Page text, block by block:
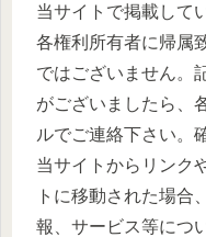
当サイトで掲載して
各権利所有者に帰属
ではございません。
がございましたら、
ルでご連絡下さい。
当サイトからリンク
トに移動された場合
報、サービス等につ